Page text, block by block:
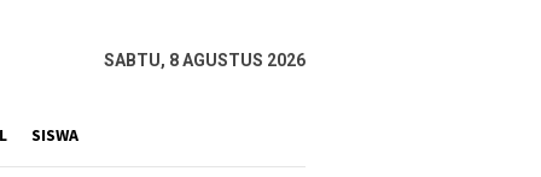
SABTU, 8 AGUSTUS 2026
SISWA